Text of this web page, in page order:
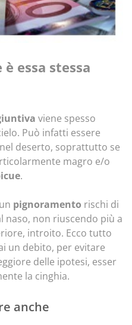
essa stessa
viene spesso
Può infatti essere
deserto, soprattutto se
magro e/o
.
pignoramento rischi di
naso, non riuscendo più a
introito. Ecco tutto
un debito, per evitare
delle ipotesi, esser
la cinghia.
anche